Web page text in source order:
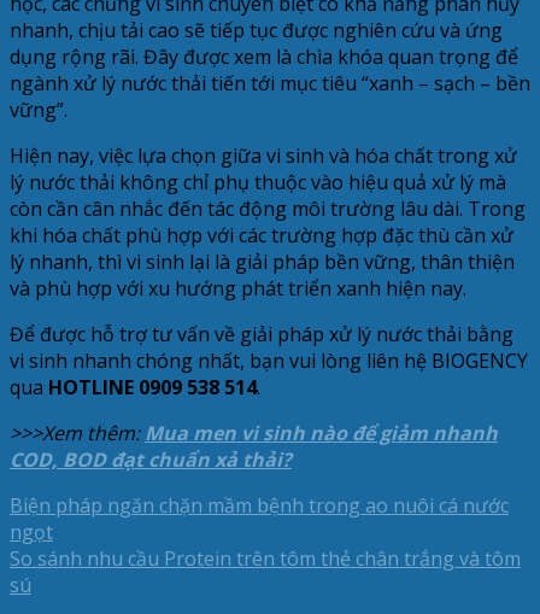
nhanh, chịu tải cao sẽ tiếp tục được nghiên cứu và ứng
dụng rộng rãi. Đây được xem là chìa khóa quan trọng để
ngành xử lý nước thải tiến tới mục tiêu “xanh – sạch – bền
vững”.
Hiện nay, việc lựa chọn giữa vi sinh và hóa chất trong xử
lý nước thải không chỉ phụ thuộc vào hiệu quả xử lý mà
còn cần cân nhắc đến tác động môi trường lâu dài. Trong
khi hóa chất phù hợp với các trường hợp đặc thù cần xử
lý nhanh, thì vi sinh lại là giải pháp bền vững, thân thiện
và phù hợp với xu hướng phát triển xanh hiện nay.
Để được hỗ trợ tư vấn về giải pháp xử lý nước thải bằng
vi sinh nhanh chóng nhất, bạn vui lòng liên hệ BIOGENCY
qua HOTLINE 0909 538 514.
>>>Xem thêm:Mua men vi sinh nào để giảm nhanh
COD, BOD đạt chuẩn xả thải?
Biện pháp ngăn chặn mầm bệnh trong ao nuôi cá nước
ngọt
So sánh nhu cầu Protein trên tôm thẻ chân trắng và tôm
sú